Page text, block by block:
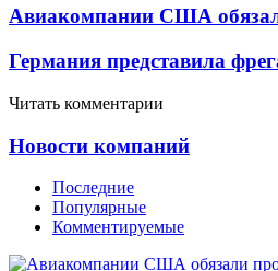
Авиакомпании США
Германия представила
Читать комментарии
Новости компаний
Последние
Популярные
Комментируемые